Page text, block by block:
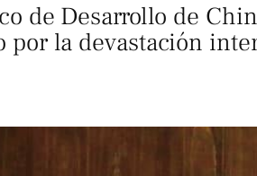
de Desarrollo de
por la devastación